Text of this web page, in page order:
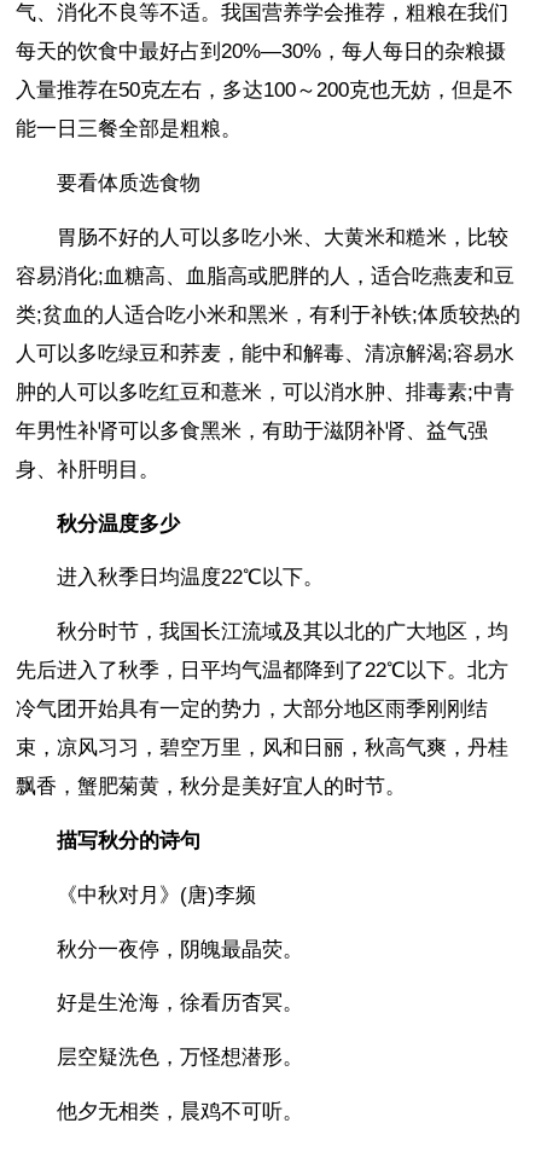
气、消化不良等不适。我国营养学会推荐，粗粮在我们
每天的饮食中最好占到20%—30%，每人每日的杂粮摄
入量推荐在50克左右，多达100～200克也无妨，但是不
能一日三餐全部是粗粮。
要看体质选食物
胃肠不好的人可以多吃小米、大黄米和糙米，比较
容易消化;血糖高、血脂高或肥胖的人，适合吃燕麦和豆
类;贫血的人适合吃小米和黑米，有利于补铁;体质较热的
人可以多吃绿豆和荞麦，能中和解毒、清凉解渴;容易水
肿的人可以多吃红豆和薏米，可以消水肿、排毒素;中青
年男性补肾可以多食黑米，有助于滋阴补肾、益气强
身、补肝明目。
秋分温度多少
进入秋季日均温度22℃以下。
秋分时节，我国长江流域及其以北的广大地区，均
先后进入了秋季，日平均气温都降到了22℃以下。北方
冷气团开始具有一定的势力，大部分地区雨季刚刚结
束，凉风习习，碧空万里，风和日丽，秋高气爽，丹桂
飘香，蟹肥菊黄，秋分是美好宜人的时节。
描写秋分的诗句
《中秋对月》(唐)李频
秋分一夜停，阴魄最晶荧。
好是生沧海，徐看历杳冥。
层空疑洗色，万怪想潜形。
他夕无相类，晨鸡不可听。